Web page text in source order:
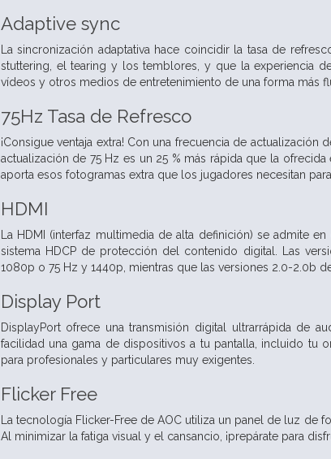
Adaptive sync
La sincronización adaptativa hace coincidir la tasa de
stuttering, el tearing y los temblores, y que la experiencia
vídeos y otros medios de entretenimiento de una forma más
75Hz Tasa de Refresco
¡Consigue ventaja extra! Con una frecuencia de
actualización de 75 Hz es un 25 % más rápida que la
aporta esos fotogramas extra que los jugadores necesitan
HDMI
La HDMI (interfaz multimedia de alta definición) se admite
sistema HDCP de protección del contenido digital. Las
1080p o 75 Hz y 1440p, mientras que las versiones 2.0-2.0b
Display Port
DisplayPort ofrece una transmisión digital ultrarrápida de
facilidad una gama de dispositivos a tu pantalla, incluido tu
para profesionales y particulares muy exigentes.
Flicker Free
La tecnología Flicker-Free de AOC utiliza un panel de luz de
Al minimizar la fatiga visual y el cansancio, ¡prepárate para